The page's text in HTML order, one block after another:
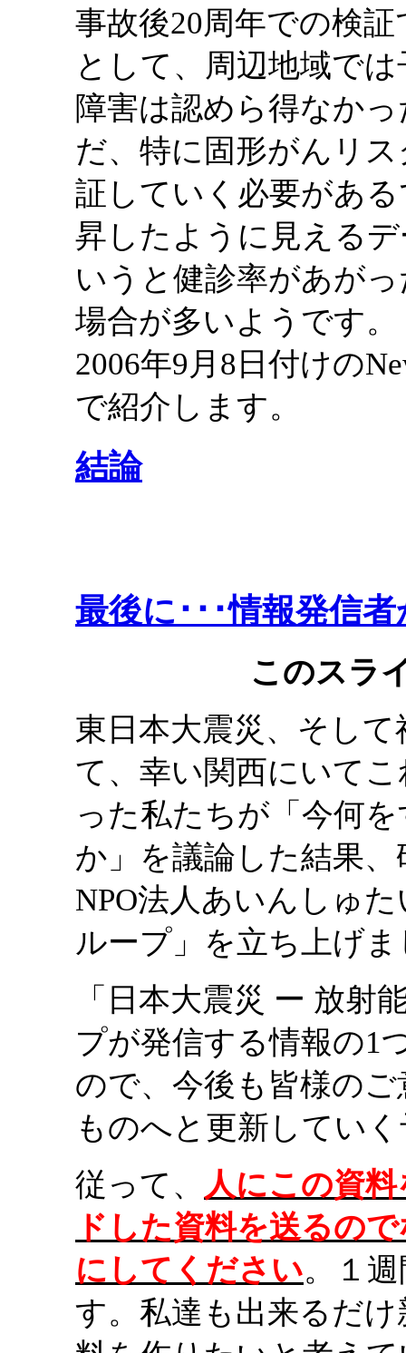
事故後20周年での検
として、周辺地域で
障害は認めら得なか
だ、特に固形がんリ
証していく必要があ
昇したように見える
いうと健診率があが
場合が多いようです。
2006年9月8日付けの
で紹介します。
結論
最後に･･･情報発信
このスラ
東日本大震災、そし
て、幸い関西にいて
った私たちが「今何
か」を議論した結果
NPO法人あいんしゅ
ループ」を立ち上げ
「日本大震災 ー 放射
プが発信する情報の1
ので、今後も皆様の
ものへと更新してい
従って、
人にこの資
ドした資料を送るの
にしてください。１
す。私達も出来るだ